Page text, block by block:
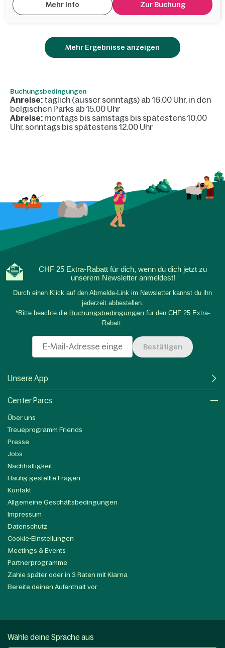
Mehr Info Zur Buchung
Mehr Ergebnisse anzeigen
Buchungsbedingungen
Anreise: täglich (ausser sonntags) ab 16.00 Uhr, in den
belgischen Parks ab 15.00 Uhr
Abreise: montags bis samstags bis spätestens 10.00
Uhr, sonntags bis spätestens 12.00 Uhr
CHF 25 Extra-Rabatt für dich, wenn du dich jetzt zu
unserem Newsletter anmeldest!
Durch einen Klick auf den Abmelde-Link im Newsletter kannst du ihn
jederzeit abbestellen.
*Bitte beachte die Buchungsbedingungen für den CHF 25 Extra-
Rabatt.
Bestätigen
Unsere App
Center Parcs
Über uns
Treueprogramm Friends
Presse
Jobs
Nachhaltigkeit
Häufig gestellte Fragen
Kontakt
Allgemeine Geschäftsbedingungen
Impressum
Datenschutz
Cookie-Einstellungen
Meetings & Events
Partnerprogramme
Zahle später oder in 3 Raten mit Klarna
Bereite deinen Aufenthalt vor
Wähle deine Sprache aus